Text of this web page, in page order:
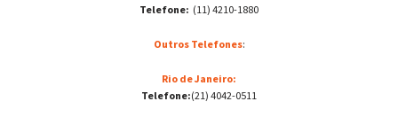
Telefone: (11) 4210-1880
Outros Telefones:
Rio de Janeiro:
Telefone:(21) 4042-0511